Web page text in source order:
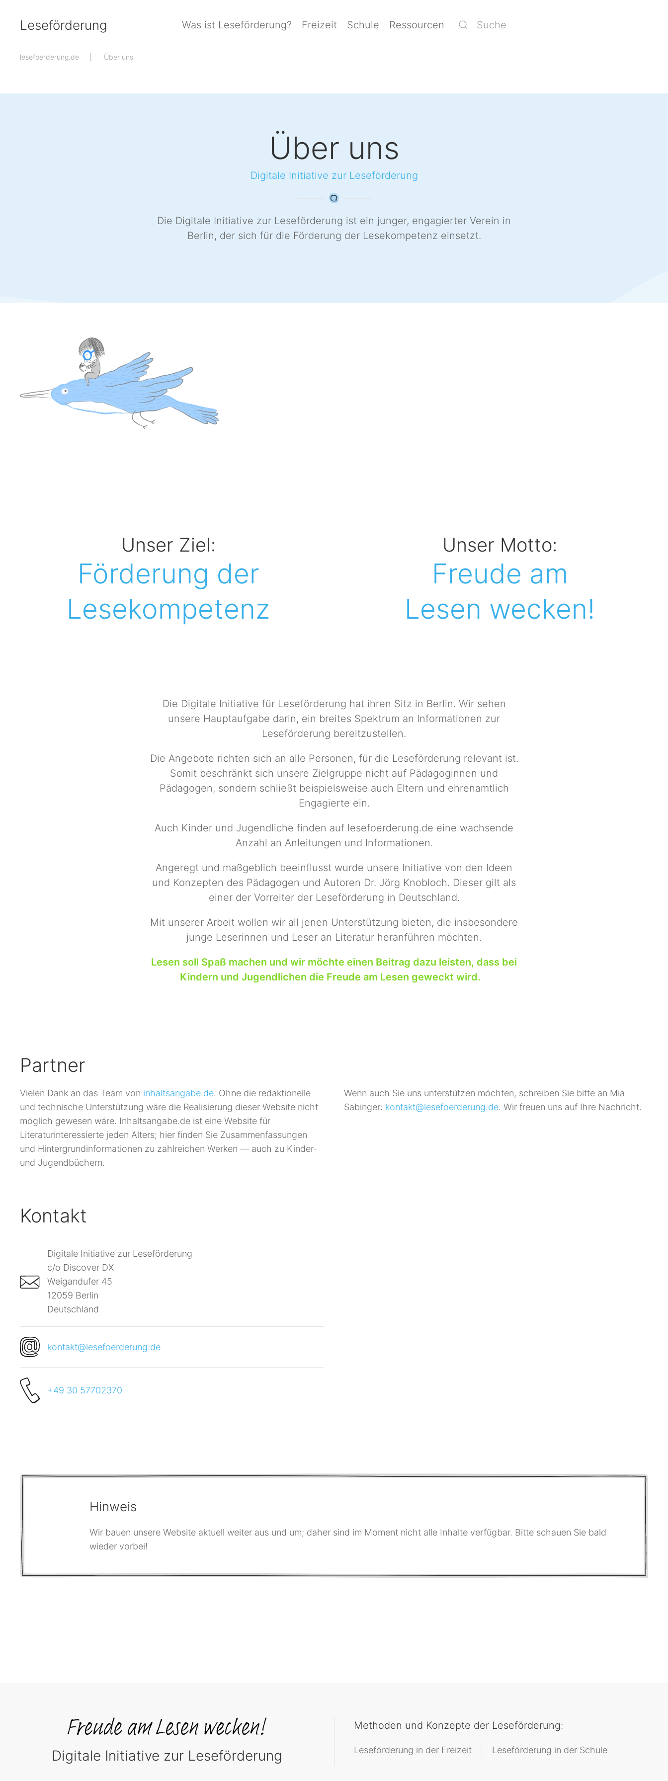
Zum Hauptinhalt springen
Leseförderung Was ist Leseförderung? Freizeit Schule Ressourcen
lesefoerderung.de Über uns
Über uns
Digitale Initiative zur Leseförderung
Die Digitale Initiative zur Leseförderung ist ein junger, engagierter Verein in
Berlin, der sich für die Förderung der Lesekompetenz einsetzt.
Unser Ziel:
Förderung der
Lesekompetenz
Unser Motto:
Freude am
Lesen wecken!
Die Digitale Initiative für Leseförderung hat ihren Sitz in Berlin. Wir sehen
unsere Hauptaufgabe darin, ein breites Spektrum an Informationen zur
Leseförderung bereitzustellen.
Die Angebote richten sich an alle Personen, für die Leseförderung relevant ist.
Somit beschränkt sich unsere Zielgruppe nicht auf Pädagoginnen und
Pädagogen, sondern schließt beispielsweise auch Eltern und ehrenamtlich
Engagierte ein.
Auch Kinder und Jugendliche finden auf lesefoerderung.de eine wachsende
Anzahl an Anleitungen und Informationen.
Angeregt und maßgeblich beeinflusst wurde unsere Initiative von den Ideen
und Konzepten des Pädagogen und Autoren Dr. Jörg Knobloch. Dieser gilt als
einer der Vorreiter der Leseförderung in Deutschland.
Mit unserer Arbeit wollen wir all jenen Unterstützung bieten, die insbesondere
junge Leserinnen und Leser an Literatur heranführen möchten.
Lesen soll Spaß machen und wir möchte einen Beitrag dazu leisten, dass bei
Kindern und Jugendlichen die Freude am Lesen geweckt wird.
Partner
Vielen Dank an das Team von inhaltsangabe.de. Ohne die redaktionelle
und technische Unterstützung wäre die Realisierung dieser Website nicht
möglich gewesen wäre. Inhaltsangabe.de ist eine Website für
Literaturinteressierte jeden Alters; hier finden Sie Zusammenfassungen
und Hintergrundinformationen zu zahlreichen Werken — auch zu Kinder-
und Jugendbüchern.
Wenn auch Sie uns unterstützen möchten, schreiben Sie bitte an Mia
Sabinger: kontakt@lesefoerderung.de. Wir freuen uns auf Ihre Nachricht.
Kontakt
Digitale Initiative zur Leseförderung
c/o Discover DX
Weigandufer 45
12059 Berlin
Deutschland
kontakt@lesefoerderung.de
+49 30 57702370
Hinweis
Wir bauen unsere Website aktuell weiter aus und um; daher sind im Moment nicht alle Inhalte verfügbar. Bitte schauen Sie bald
wieder vorbei!
Digitale Initiative zur Leseförderung
Methoden und Konzepte der Leseförderung:
Leseförderung in der Freizeit Leseförderung in der Schule